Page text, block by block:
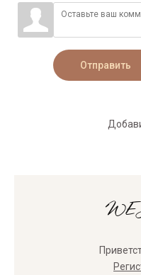
Отправить